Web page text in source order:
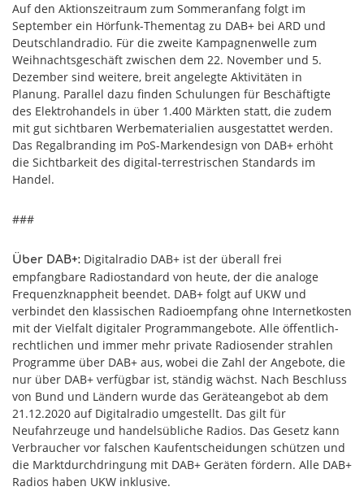
Auf den Aktionszeitraum zum Sommeranfang folgt im
September ein Hörfunk-Thementag zu DAB+ bei ARD und
Deutschlandradio. Für die zweite Kampagnenwelle zum
Weihnachtsgeschäft zwischen dem 22. November und 5.
Dezember sind weitere, breit angelegte Aktivitäten in
Planung. Parallel dazu finden Schulungen für Beschäftigte
des Elektrohandels in über 1.400 Märkten statt, die zudem
mit gut sichtbaren Werbematerialien ausgestattet werden.
Das Regalbranding im PoS-Markendesign von DAB+ erhöht
die Sichtbarkeit des digital-terrestrischen Standards im
Handel.
###
Über DAB+: Digitalradio DAB+ ist der überall frei
empfangbare Radiostandard von heute, der die analoge
Frequenzknappheit beendet. DAB+ folgt auf UKW und
verbindet den klassischen Radioempfang ohne Internetkosten
mit der Vielfalt digitaler Programmangebote. Alle öffentlich-
rechtlichen und immer mehr private Radiosender strahlen
Programme über DAB+ aus, wobei die Zahl der Angebote, die
nur über DAB+ verfügbar ist, ständig wächst. Nach Beschluss
von Bund und Ländern wurde das Geräteangebot ab dem
21.12.2020 auf Digitalradio umgestellt. Das gilt für
Neufahrzeuge und handelsübliche Radios. Das Gesetz kann
Verbraucher vor falschen Kaufentscheidungen schützen und
die Marktdurchdringung mit DAB+ Geräten fördern. Alle DAB+
Radios haben UKW inklusive.